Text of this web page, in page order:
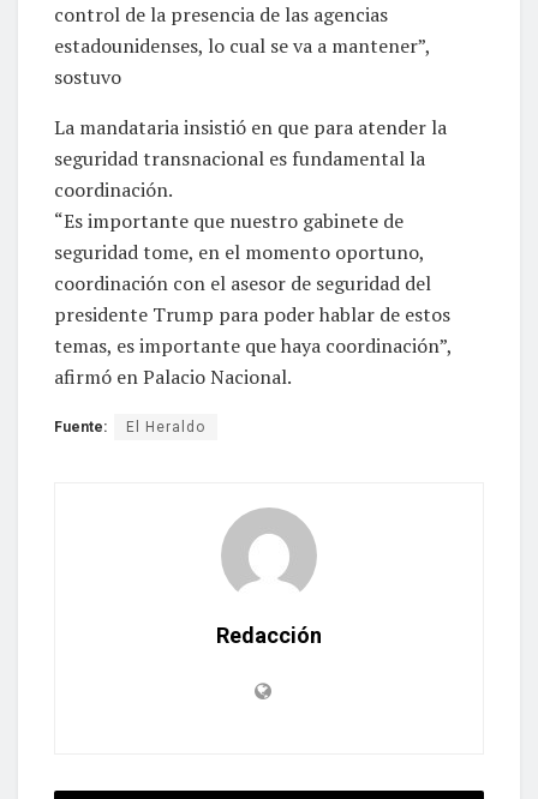
control de la presencia de las agencias
estadounidenses, lo cual se va a mantener”,
sostuvo
La mandataria insistió en que para atender la
seguridad transnacional es fundamental la
coordinación.
“Es importante que nuestro gabinete de
seguridad tome, en el momento oportuno,
coordinación con el asesor de seguridad del
presidente Trump para poder hablar de estos
temas, es importante que haya coordinación”,
afirmó en Palacio Nacional.
Fuente: El Heraldo
Redacción